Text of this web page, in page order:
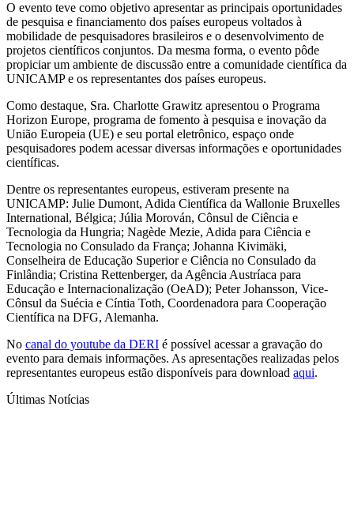
O evento teve como objetivo apresentar as principais oportunidades
de pesquisa e financiamento dos países europeus voltados à
mobilidade de pesquisadores brasileiros e o desenvolvimento de
projetos científicos conjuntos. Da mesma forma, o evento pôde
propiciar um ambiente de discussão entre a comunidade científica da
UNICAMP e os representantes dos países europeus.
Como destaque, Sra. Charlotte Grawitz apresentou o Programa
Horizon Europe, programa de fomento à pesquisa e inovação da
União Europeia (UE) e seu portal eletrônico, espaço onde
pesquisadores podem acessar diversas informações e oportunidades
científicas.
Dentre os representantes europeus, estiveram presente na
UNICAMP: Julie Dumont, Adida Científica da Wallonie Bruxelles
International, Bélgica; Júlia Morován, Cônsul de Ciência e
Tecnologia da Hungria; Nagède Mezie, Adida para Ciência e
Tecnologia no Consulado da França; Johanna Kivimäki,
Conselheira de Educação Superior e Ciência no Consulado da
Finlândia; Cristina Rettenberger, da Agência Austríaca para
Educação e Internacionalização (OeAD); Peter Johansson, Vice-
Cônsul da Suécia e Cíntia Toth, Coordenadora para Cooperação
Científica na DFG, Alemanha.
No canal do youtube da DERI é possível acessar a gravação do
evento para demais informações. As apresentações realizadas pelos
representantes europeus estão disponíveis para download aqui.
Últimas Notícias